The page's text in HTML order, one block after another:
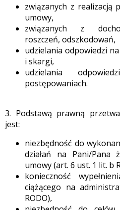
związanych z realizacją
umowy,
związanych z
roszczeń, odszkodowań,
udzielania odpowiedzi
i skargi,
udzielania
postępowaniach.
3. Podstawą prawną
jest:
niezbędność do
działań na Pani/Pana
umowy (art. 6 ust. 1 lit. b
konieczność
ciążącego na
RODO),